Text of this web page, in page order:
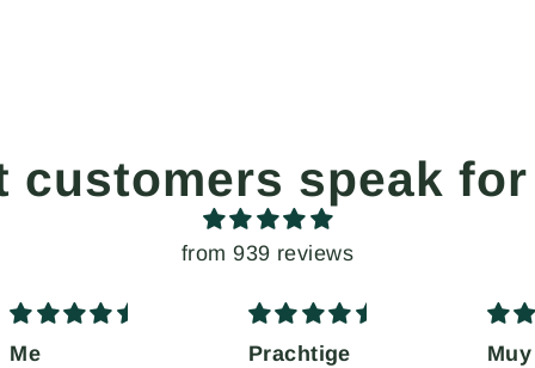
customers speak
from 939 reviews
Prachtige
Muy